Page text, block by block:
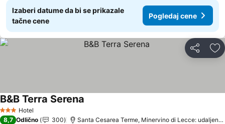
Izaberi datume da bi se prikazale
tačne cene
Pogledaj cene
Deli
3 Zvezdice
Hotel
B&B Terra Serena
8,7 Odlično 300 Santa Cesarea Terme, Minervino di Lecce: